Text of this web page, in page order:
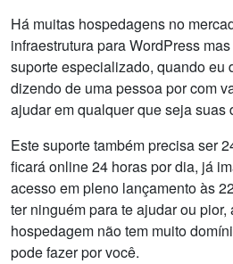
Há muitas hospedagens no
infraestrutura para WordPress
suporte especializado, quando eu
dizendo de uma pessoa por com
ajudar em qualquer que seja suas
Este suporte também precisa ser
ficará online 24 horas por dia, já
acesso em pleno lançamento às
ter ninguém para te ajudar ou
hospedagem não tem muito
pode fazer por você.